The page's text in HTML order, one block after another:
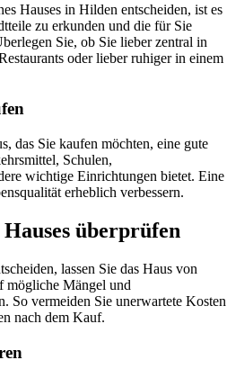
Hauses in Hilden entscheiden, ist es
zu erkunden und die für Sie
Sie, ob Sie lieber zentral in
oder lieber ruhiger in einem
das Sie kaufen möchten, eine gute
Schulen,
wichtige Einrichtungen bietet. Eine
erheblich verbessern.
überprüfen
lassen Sie das Haus von
mögliche Mängel und
So vermeiden Sie unerwartete Kosten
nach dem Kauf.